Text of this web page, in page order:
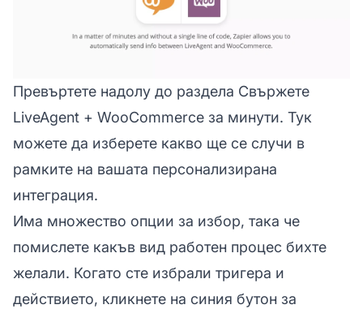
Превъртете надолу до раздела Свържете
LiveAgent + WooCommerce за минути. Тук
можете да изберете какво ще се случи в
рамките на вашата персонализирана
интеграция.
Има множество опции за избор, така че
помислете какъв вид работен процес бихте
желали. Когато сте избрали тригера и
действието, кликнете на синия бутон за